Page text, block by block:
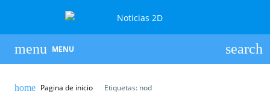
MENU
Pagina de inicio Etiquetas: nod